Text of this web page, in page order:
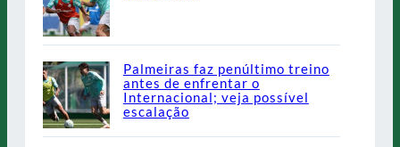
Palmeiras faz penúltimo treino
antes de enfrentar o
Internacional; veja possível
escalação